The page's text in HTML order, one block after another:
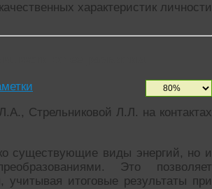
характеристик личности
Стрельниковой Л.Л. на контактах
существующие виды энергий, но и
Это позволяет
учитывая итоговые результаты при